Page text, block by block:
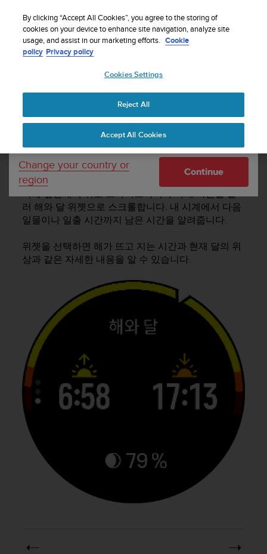
해와 달
해와 달
시계 앞면에서 위로 스와이프하거나 아래 버튼을 눌
러 해와 달 위젯으로 스크롤합니다. 내 시계에서 다음
일몰이나 일출 시간까지 남은 시간을 알려줍니다.
위젯을 선택하면 해가 뜨고 지는 시간과 현재 달의 위
상과 같은 자세한 내용을 알 수 있습니다.
Your country or region:
United States
Currency: $ (USD)
Shipping only to United States
Change your country or
region
Continue
By clicking “Accept All Cookies”, you agree to the storing of
cookies on your device to enhance site navigation, analyze site
usage, and assist in our marketing efforts. Cookie
policy Privacy policy
Cookies Settings
Reject All
Accept All Cookies